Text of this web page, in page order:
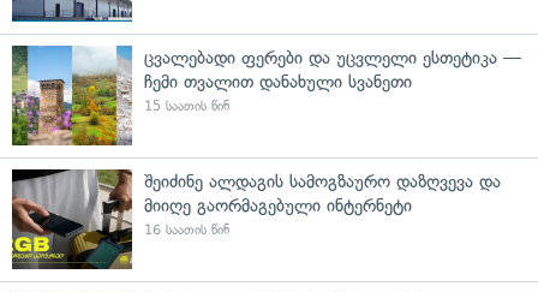
ცვალებადი ფერები და უცვლელი ესთეტიკა —
ჩემი თვალით დანახული სვანეთი
15 საათის წინ
შეიძინე ალდაგის სამოგზაურო დაზღვევა და
მიიღე გაორმაგებული ინტერნეტი
16 საათის წინ